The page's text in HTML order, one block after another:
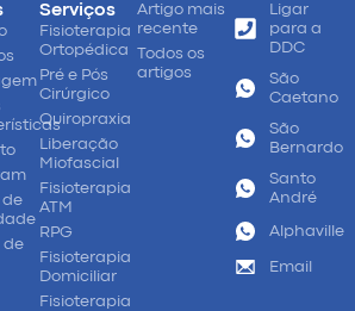
de
de
Serviços
Fisioterapia
Ortopédica
Pré e Pós
Cirúrgico
Quiropraxia
Liberação
Miofascial
Fisioterapia
ATM
RPG
Fisioterapia
Domiciliar
Fisioterapia
Artigo mais
recente
Todos os
artigos
Ligar
para a
DDC
São
Caetano
São
Bernardo
Santo
André
Alphaville
Email